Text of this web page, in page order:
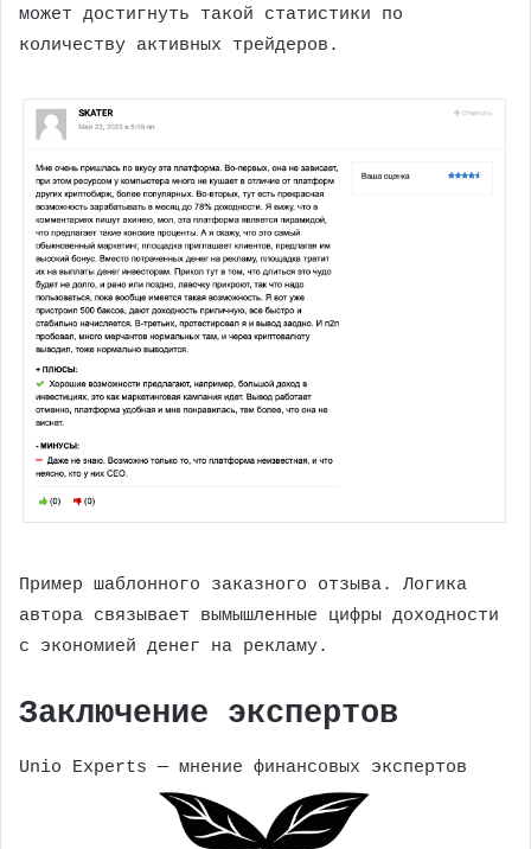
может достигнуть такой статистики по
количеству активных трейдеров.
Пример шаблонного заказного отзыва. Логика
автора связывает вымышленные цифры доходности
с экономией денег на рекламу.
Заключение экспертов
Unio Experts — мнение финансовых экспертов